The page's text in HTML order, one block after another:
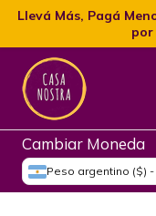
Llevá Más, Pagá
Cambiar Moneda
Peso argentino ($) -